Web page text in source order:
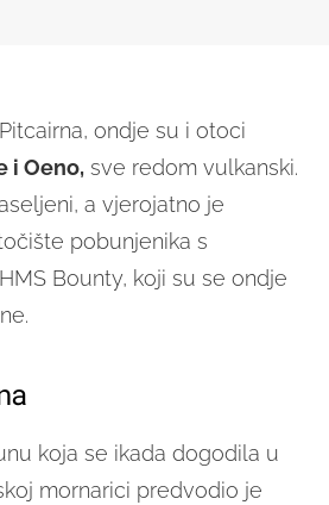
ondje su i otoci
i Oeno, sve redom vulkanski.
a vjerojatno je
pobunjenika s
Bounty, koji su se ondje
koja se ikada dogodila u
mornarici predvodio je